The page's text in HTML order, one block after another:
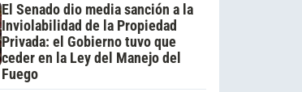
El Senado dio media sanción a la
Inviolabilidad de la Propiedad
Privada: el Gobierno tuvo que
ceder en la Ley del Manejo del
Fuego